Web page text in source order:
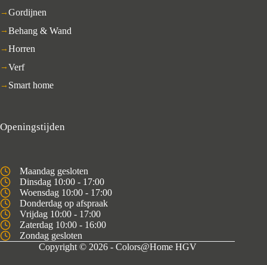
Gordijnen
Behang & Wand
Horren
Verf
Smart home
Openingstijden
Maandag gesloten
Dinsdag 10:00 - 17:00
Woensdag 10:00 - 17:00
Donderdag op afspraak
Vrijdag 10:00 - 17:00
Zaterdag 10:00 - 16:00
Zondag gesloten
Copyright © 2026 - Colors@Home HGV